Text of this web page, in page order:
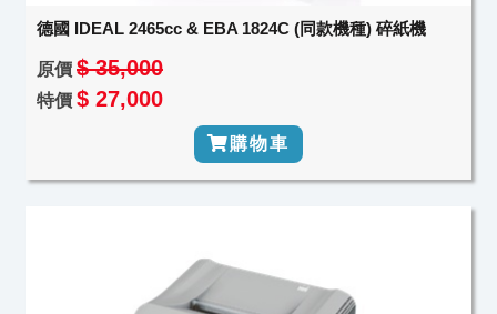
德國 IDEAL 2465cc & EBA 1824C (同款機種) 碎紙機
原價 $ 35,000
特價 $ 27,000
購物車